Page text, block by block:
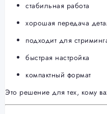
стабильная работа
хорошая передача
подходит для
быстрая настройка
компактный формат
Это решение для тех, кому